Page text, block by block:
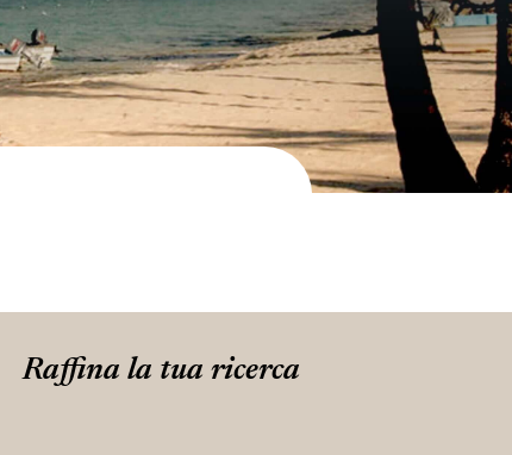
Raffina la tua ricerca